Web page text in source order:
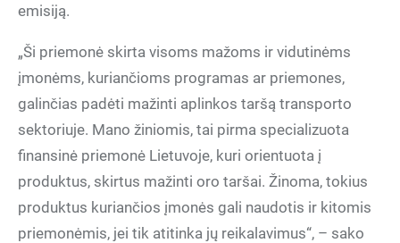
emisiją.
„Ši priemonė skirta visoms mažoms ir vidutinėms
įmonėms, kuriančioms programas ar priemones,
galinčias padėti mažinti aplinkos taršą transporto
sektoriuje. Mano žiniomis, tai pirma specializuota
finansinė priemonė Lietuvoje, kuri orientuota į
produktus, skirtus mažinti oro taršai. Žinoma, tokius
produktus kuriančios įmonės gali naudotis ir kitomis
priemonėmis, jei tik atitinka jų reikalavimus“, – sako